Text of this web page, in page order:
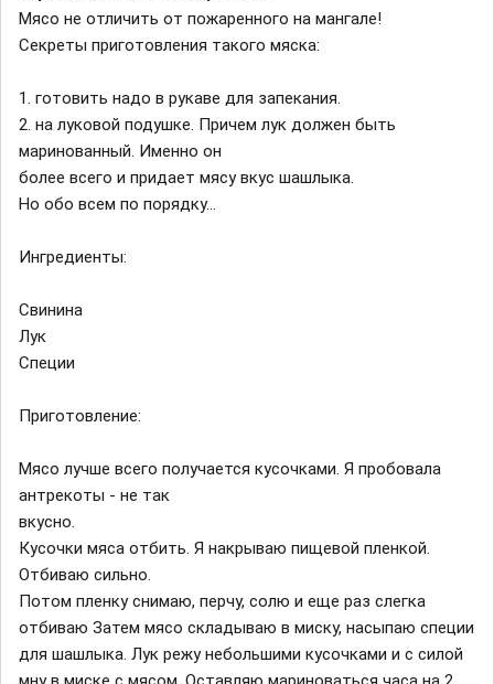
Мясо не отличить от пожаренного на мангале!
Секреты приготовления такого мяска:
1. готовить надо в рукаве для запекания.
2. на луковой подушке. Причем лук должен быть
маринованный. Именно он
более всего и придает мясу вкус шашлыка.
Но обо всем по порядку...
Ингредиенты:
Свинина
Лук
Специи
Приготовление:
Мясо лучше всего получается кусочками. Я пробовала
антрекоты - не так
вкусно.
Кусочки мяса отбить. Я накрываю пищевой пленкой.
Отбиваю сильно.
Потом пленку снимаю, перчу, солю и еще раз слегка
отбиваю Затем мясо складываю в миску, насыпаю специи
для шашлыка. Лук режу небольшими кусочками и с силой